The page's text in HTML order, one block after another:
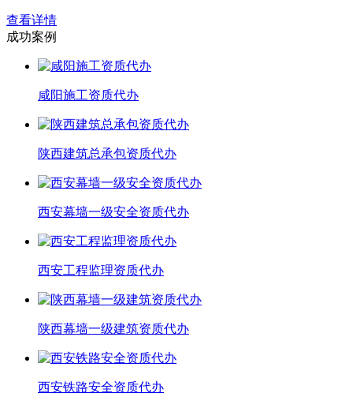
查看详情
成功案例
咸阳施工资质代办
陕西建筑总承包资质代办
西安幕墙一级安全资质代办
西安工程监理资质代办
陕西幕墙一级建筑资质代办
西安铁路安全资质代办